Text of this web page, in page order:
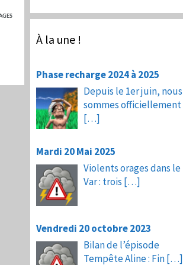
À la une !
Phase recharge 2024 à 2025
Depuis le 1er juin, nous
sommes officiellement
[…]
Mardi 20 Mai 2025
Violents orages dans le
Var : trois […]
Vendredi 20 octobre 2023
Bilan de l’épisode
Tempête Aline : Fin[…]